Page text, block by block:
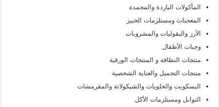
المأكولات الباردة والمجمدة
المعجنات ومستلزمات الخبيز
الأرز والبقوليات والمشروبات
وجبات الأطفال
منتجات النظافة و المنتجات الورقية
منتجات التجميل والعناية الشخصية
البسكويت والحلويات والشيكولاتة والمقرمشات
التوابل ومستلزمات الأكل